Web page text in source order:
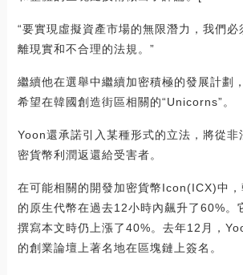
“要實現虛擬資產市場的無限潛力，我們必
離現實和不合理的法規。”
繼續他在選舉中繼續加密積極的發展計劃
希望在韓國創造街區相關的“Unicorns”。
Yoon還承諾引入某種形式的立法，將從非
密貨幣利潤返還給受害者。
在可能相關的開發加密貨幣Icon(ICX)中
的原生代幣在過去12小時內飆升了60%。
撰寫本文時仍上漲了40%。去年12月，
的創業論壇上著名地在區塊鏈上簽名。